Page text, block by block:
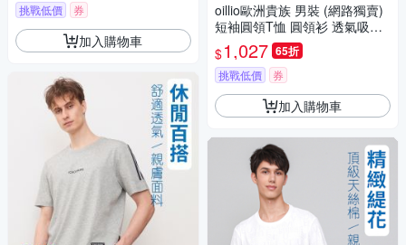
挑戰低價 券
加入購物車
oillio歐洲貴族 男裝 (網路獨賣)
短袖圓領T恤 圓領衫 透氣吸濕
排汗 彈力 印花T恤 白色 法國品
牌
$1,027 65折
挑戰低價 券
加入購物車